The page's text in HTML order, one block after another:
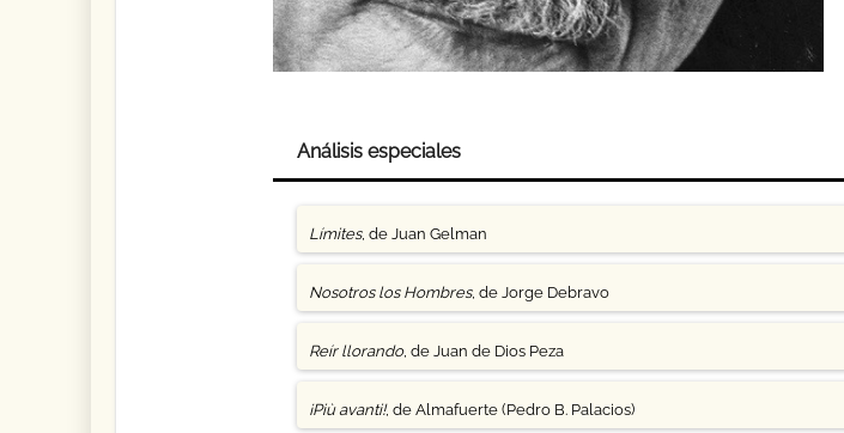
Análisis especiales
Límites, de Juan Gelman
Nosotros los Hombres, de Jorge Debravo
Reír llorando, de Juan de Dios Peza
¡Più avanti!, de Almafuerte (Pedro B. Palacios)